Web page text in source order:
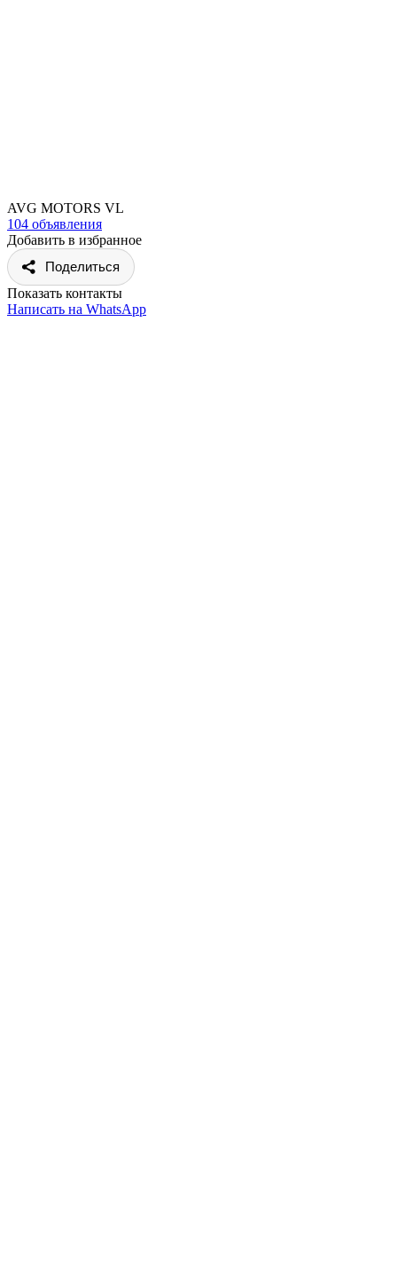
AVG MOTORS VL
104 объявления
Добавить в избранное
Поделиться
Показать контакты
Написать на WhatsApp